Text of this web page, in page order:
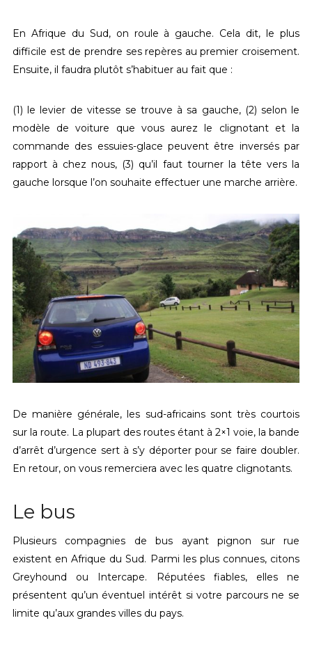
En Afrique du Sud, on roule à gauche. Cela dit, le plus
difficile est de prendre ses repères au premier croisement.
Ensuite, il faudra plutôt s’habituer au fait que :
(1) le levier de vitesse se trouve à sa gauche, (2) selon le
modèle de voiture que vous aurez le clignotant et la
commande des essuies-glace peuvent être inversés par
rapport à chez nous, (3) qu’il faut tourner la tête vers la
gauche lorsque l’on souhaite effectuer une marche arrière.
De manière générale, les sud-africains sont très courtois
sur la route. La plupart des routes étant à 2×1 voie, la bande
d’arrêt d’urgence sert à s’y déporter pour se faire doubler.
En retour, on vous remerciera avec les quatre clignotants.
Le bus
Plusieurs compagnies de bus ayant pignon sur rue
existent en Afrique du Sud. Parmi les plus connues, citons
Greyhound ou Intercape. Réputées fiables, elles ne
présentent qu’un éventuel intérêt si votre parcours ne se
limite qu’aux grandes villes du pays.